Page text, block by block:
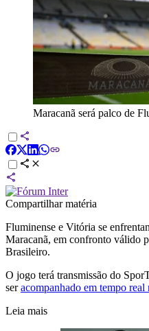
Maracanã será palco de
Compartilhar matéria
Fluminense e Vitória se
Maracanã, em confronto válido
Brasileiro.
O jogo terá transmissão do
seracompanhado em tempo real
Leia mais